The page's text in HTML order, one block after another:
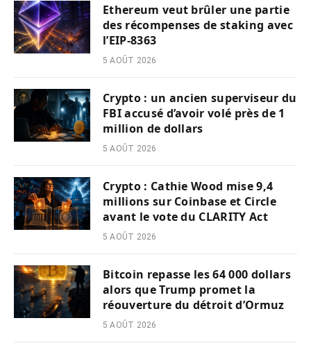
Ethereum veut brûler une partie
des récompenses de staking avec
l’EIP-8363
5 AOÛT 2026
Crypto : un ancien superviseur du
FBI accusé d’avoir volé près de 1
million de dollars
5 AOÛT 2026
Crypto : Cathie Wood mise 9,4
millions sur Coinbase et Circle
avant le vote du CLARITY Act
5 AOÛT 2026
Bitcoin repasse les 64 000 dollars
alors que Trump promet la
réouverture du détroit d’Ormuz
5 AOÛT 2026